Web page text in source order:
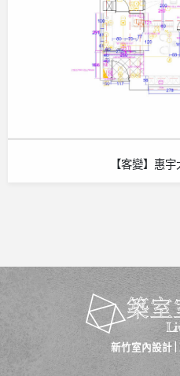
【客變】惠
新竹室內設計 |